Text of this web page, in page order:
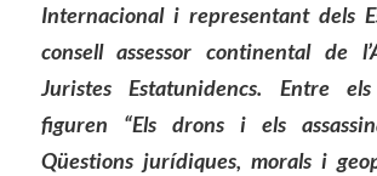
Internacional i representant dels
consell assessor continental de
Juristes Estatunidencs. Entre
figuren “Els drons i els
Qüestions jurídiques, morals i